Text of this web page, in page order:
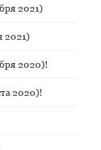
2021)
2021)
2020)!
2020)!